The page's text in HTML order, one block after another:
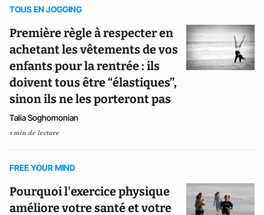
TOUS EN JOGGING
Première règle à respecter en
achetant les vêtements de vos
enfants pour la rentrée : ils
doivent tous être “élastiques”,
sinon ils ne les porteront pas
Talia Soghomonian
1 min de lecture
FREE YOUR MIND
Pourquoi l'exercice physique
améliore votre santé et votre